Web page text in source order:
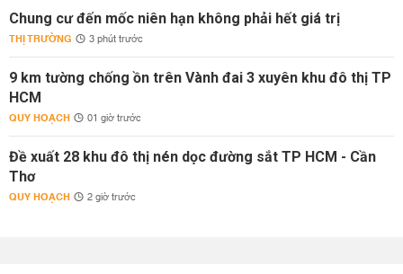
Chung cư đến mốc niên hạn không phải hết giá trị
THỊ TRƯỜNG 3 phút trước
9 km tường chống ồn trên Vành đai 3 xuyên khu đô thị TP
HCM
QUY HOẠCH 01 giờ trước
Đề xuất 28 khu đô thị nén dọc đường sắt TP HCM - Cần
Thơ
QUY HOẠCH 2 giờ trước